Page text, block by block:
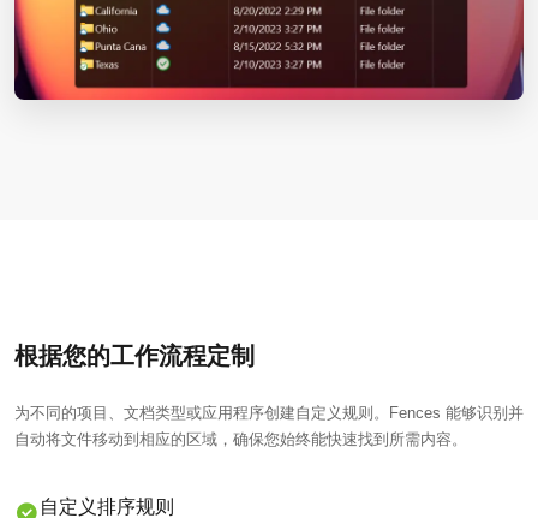
根据您的工作流程定制
为不同的项目、文档类型或应用程序创建自定义规则。Fences 能够识别并
自动将文件移动到相应的区域，确保您始终能快速找到所需内容。
自定义排序规则